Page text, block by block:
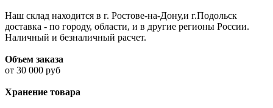
Наш склад находится в г. Ростове-на-Дону,и г.Подольск
доставка - по городу, области, и в другие регионы России.
Наличный и безналичный расчет.
Объем заказа
от 30 000 руб
Хранение товара